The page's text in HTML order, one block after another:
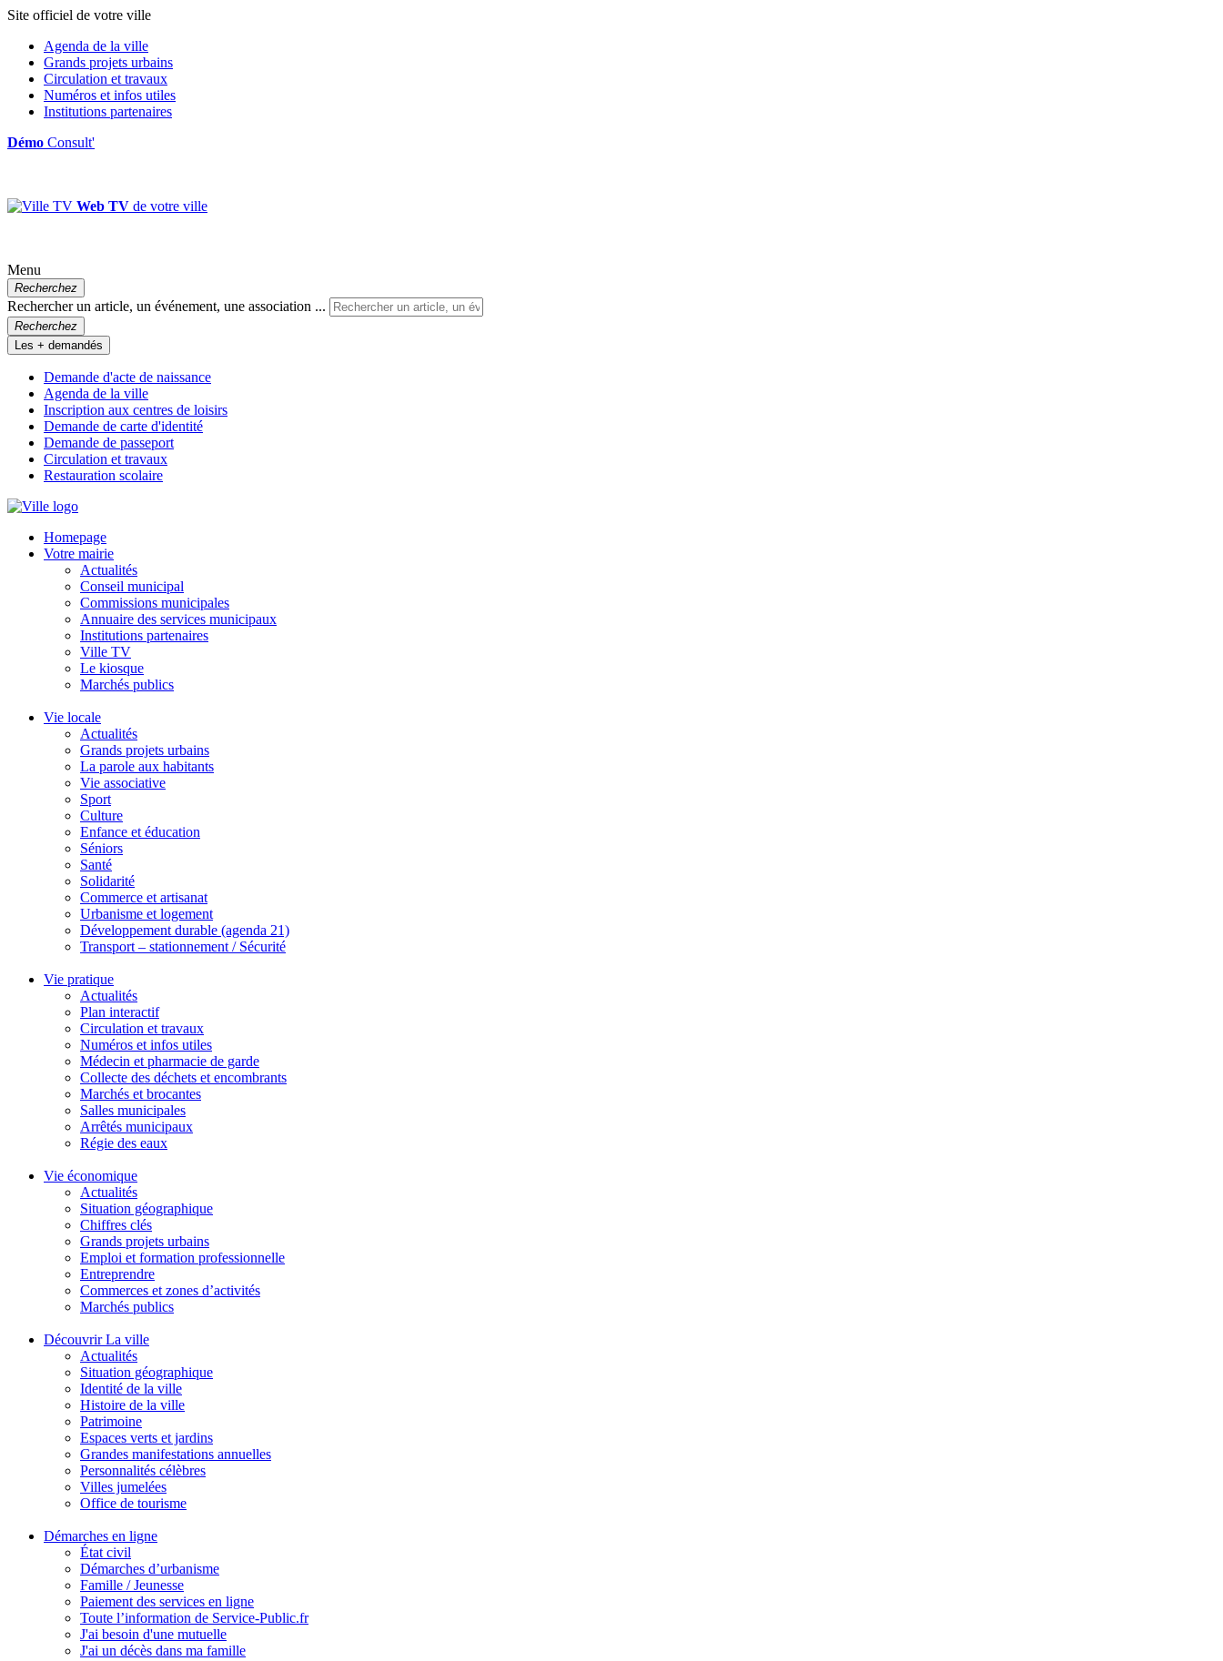
Site officiel de votre ville
Agenda de la ville
Grands projets urbains
Circulation et travaux
Numéros et infos utiles
Institutions partenaires
Démo Consult'
Web TV de votre ville
Menu
Recherchez
Rechercher un article, un événement, une association ...
Recherchez
Les + demandés
Demande d'acte de naissance
Agenda de la ville
Inscription aux centres de loisirs
Demande de carte d'identité
Demande de passeport
Circulation et travaux
Restauration scolaire
Homepage
Votre mairie
Actualités
Conseil municipal
Commissions municipales
Annuaire des services municipaux
Institutions partenaires
Ville TV
Le kiosque
Marchés publics
Vie locale
Actualités
Grands projets urbains
La parole aux habitants
Vie associative
Sport
Culture
Enfance et éducation
Séniors
Santé
Solidarité
Commerce et artisanat
Urbanisme et logement
Développement durable (agenda 21)
Transport – stationnement / Sécurité
Vie pratique
Actualités
Plan interactif
Circulation et travaux
Numéros et infos utiles
Médecin et pharmacie de garde
Collecte des déchets et encombrants
Marchés et brocantes
Salles municipales
Arrêtés municipaux
Régie des eaux
Vie économique
Actualités
Situation géographique
Chiffres clés
Grands projets urbains
Emploi et formation professionnelle
Entreprendre
Commerces et zones d’activités
Marchés publics
Découvrir La ville
Actualités
Situation géographique
Identité de la ville
Histoire de la ville
Patrimoine
Espaces verts et jardins
Grandes manifestations annuelles
Personnalités célèbres
Villes jumelées
Office de tourisme
Démarches en ligne
État civil
Démarches d’urbanisme
Famille / Jeunesse
Paiement des services en ligne
Toute l’information de Service-Public.fr
J'ai besoin d'une mutuelle
J'ai un décès dans ma famille